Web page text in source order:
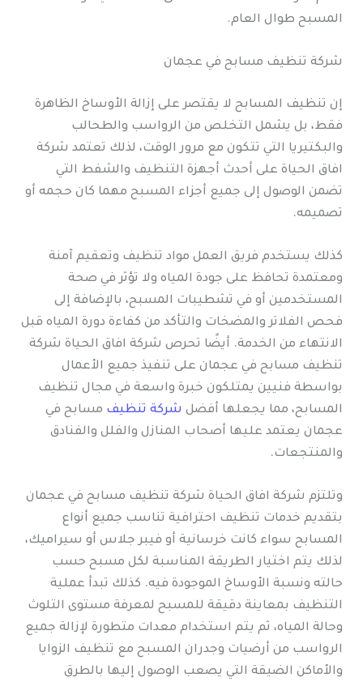
المسبح طوال العام.
شركة تنظيف مسابح في عجمان
إن تنظيف المسابح لا يقتصر على إزالة الأوساخ الظاهرة
فقط، بل يشمل التخلص من الرواسب والطحالب
والبكتيريا التي تتكون مع مرور الوقت، لذلك تعتمد شركة
افاق الحياة على أحدث أجهزة التنظيف والشفط التي
تضمن الوصول إلى جميع أجزاء المسبح مهما كان حجمه أو
تصميمه.
كذلك يستخدم فريق العمل مواد تنظيف وتعقيم آمنة
ومعتمدة تحافظ على جودة المياه ولا تؤثر في صحة
المستخدمين أو في تشطيبات المسبح، بالإضافة إلى
فحص الفلاتر والمضخات والتأكد من كفاءة دورة المياه قبل
الانتهاء من الخدمة. أيضًا تحرص شركة افاق الحياة شركة
تنظيف مسابح في عجمان على تنفيذ جميع الأعمال
بواسطة فنيين يمتلكون خبرة واسعة في مجال تنظيف
المسابح، مما يجعلها أفضل شركة تنظيف مسابح في
عجمان يعتمد عليها أصحاب المنازل والفلل والفنادق
والمنتجعات.
وتلتزم شركة افاق الحياة شركة تنظيف مسابح في عجمان
بتقديم خدمات تنظيف احترافية تناسب جميع أنواع
المسابح سواء كانت خرسانية أو فيبر جلاس أو سيراميك،
لذلك يتم اختيار الطريقة المناسبة لكل مسبح حسب
حالته ونسبة الأوساخ الموجودة فيه. كذلك تبدأ عملية
التنظيف بمعاينة دقيقة للمسبح لمعرفة مستوى التلوث
وحالة المياه، ثم يتم استخدام معدات متطورة لإزالة جميع
الرواسب من أرضيات وجدران المسبح مع تنظيف الزوايا
والأماكن الضيقة التي يصعب الوصول إليها بالطرق